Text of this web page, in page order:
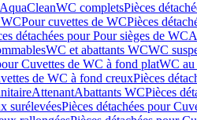
WC completsPièces
WCPour cuvettes de WCPièces
détachées pour Pour sièges de WC
WC et abattants WCWC
Cuvettes de WC à fond platWC au
de WC à fond creuxPièces
AttenantAbattants WCPièces
surélevéesPièces détachées pour